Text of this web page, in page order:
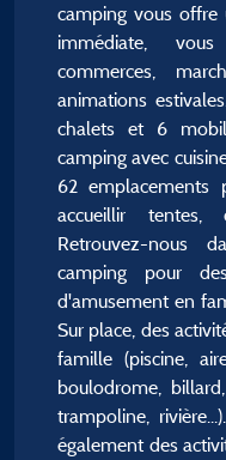
camping vous
immédiate,
commerces,
animations
chalets et 6
camping avec
62 emplacements
accueillir tentes,
Retrouvez-nous
camping pour
d'amusement en
Sur place, des
famille (piscine,
boulodrome,
trampoline,
également des